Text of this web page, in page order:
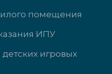
помещения
ИПУ
игровых